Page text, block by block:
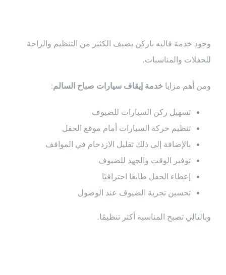
وجود خدمة فاليه باركن يضيف الكثير من التنظيم والراحة
للحفلات والمناسبات.
ومن أهم مزايا خدمة إيقاف سيارات صباح السالم:
تسهيل ركن السيارات للضيوف
تنظيم حركة السيارات أمام موقع الحفل
بالإضافة إلى ذلك تقليل الازدحام في المواقف
توفير الوقت والجهد للضيوف
إعطاء الحفل طابعًا احترافيًا
تحسين تجربة الضيوف عند الوصول
وبالتالي تصبح المناسبة أكثر تنظيمًا.